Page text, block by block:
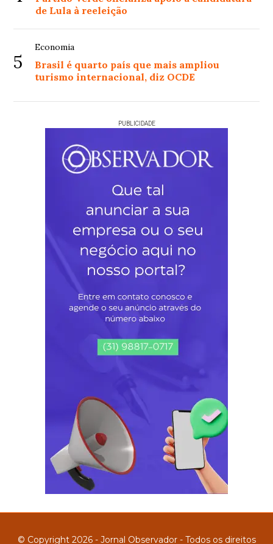
de Lula à reeleição
5
Economia
Brasil é quarto país que mais ampliou
turismo internacional, diz OCDE
PUBLICIDADE
© Copyright 2026 - Jornal Observador - Todos os direitos